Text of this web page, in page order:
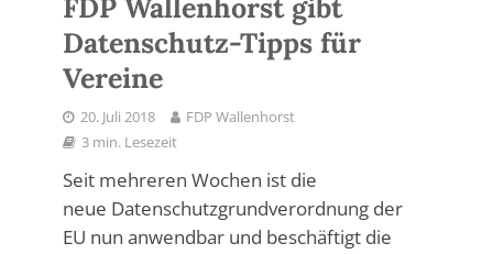
FDP Wallenhorst gibt
Datenschutz-Tipps für
Vereine
20. Juli 2018
FDP Wallenhorst
3 min. Lesezeit
Seit mehreren Wochen ist die
neue Datenschutzgrundverordnung der
EU nun anwendbar und beschäftigt die